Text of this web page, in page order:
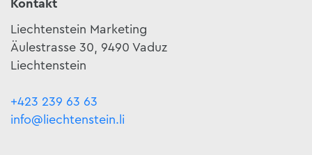
Kontakt
Liechtenstein Marketing
Äulestrasse 30, 9490 Vaduz
Liechtenstein
+423 239 63 63
info@liechtenstein.li